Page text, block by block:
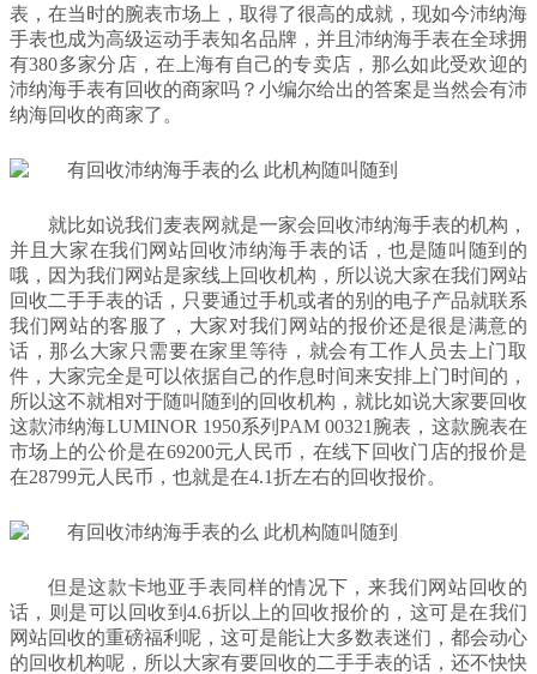
表，在当时的腕表市场上，取得了很高的成就，现如今沛纳海
手表也成为高级运动手表知名品牌，并且沛纳海手表在全球拥
有380多家分店，在上海有自己的专卖店，那么如此受欢迎的
沛纳海手表有回收的商家吗？小编尔给出的答案是当然会有沛
纳海回收的商家了。
就比如说我们麦表网就是一家会回收沛纳海手表的机构，
并且大家在我们网站回收沛纳海手表的话，也是随叫随到的
哦，因为我们网站是家线上回收机构，所以说大家在我们网站
回收二手手表的话，只要通过手机或者的别的电子产品就联系
我们网站的客服了，大家对我们网站的报价还是很是满意的
话，那么大家只需要在家里等待，就会有工作人员去上门取
件，大家完全是可以依据自己的作息时间来安排上门时间的，
所以这不就相对于随叫随到的回收机构，就比如说大家要回收
这款沛纳海LUMINOR 1950系列PAM 00321腕表，这款腕表在
市场上的公价是在69200元人民币，在线下回收门店的报价是
在28799元人民币，也就是在4.1折左右的回收报价。
但是这款卡地亚手表同样的情况下，来我们网站回收的
话，则是可以回收到4.6折以上的回收报价的，这可是在我们
网站回收的重磅福利呢，这可是能让大多数表迷们，都会动心
的回收机构呢，所以大家有要回收的二手手表的话，还不快快